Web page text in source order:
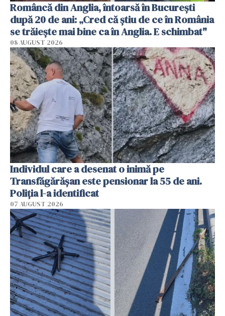
Româncă din Anglia, întoarsă în București
după 20 de ani: „Cred că știu de ce în România
se trăiește mai bine ca în Anglia. E schimbat"
08 AUGUST 2026
Individul care a desenat o inimă pe
Transfăgărășan este pensionar la 55 de ani.
Poliția l-a identificat
07 AUGUST 2026